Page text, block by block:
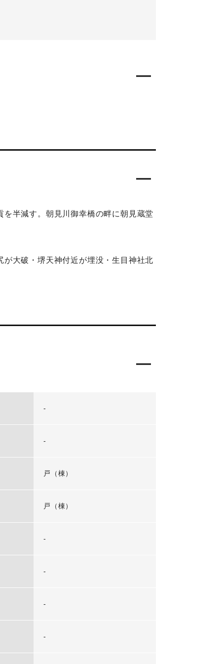
半減す。朝見川御幸橋の畔に朝見蔵堂
大破・堺天神付近が埋没・生目神社北
-
-
戸（棟）
戸（棟）
-
-
-
-